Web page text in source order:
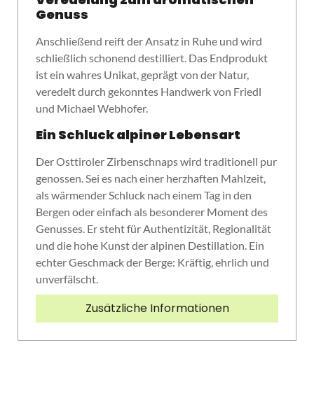
Zusätzliche Informationen
Genuss
Anschließend reift der Ansatz in Ruhe und wird
schließlich schonend destilliert. Das Endprodukt
ist ein wahres Unikat, geprägt von der Natur,
veredelt durch gekonntes Handwerk von Friedl
und Michael Webhofer.
Ein Schluck alpiner Lebensart
Der Osttiroler Zirbenschnaps wird traditionell pur
genossen. Sei es nach einer herzhaften Mahlzeit,
als wärmender Schluck nach einem Tag in den
Bergen oder einfach als besonderer Moment des
Genusses. Er steht für Authentizität, Regionalität
und die hohe Kunst der alpinen Destillation. Ein
echter Geschmack der Berge: Kräftig, ehrlich und
unverfälscht.